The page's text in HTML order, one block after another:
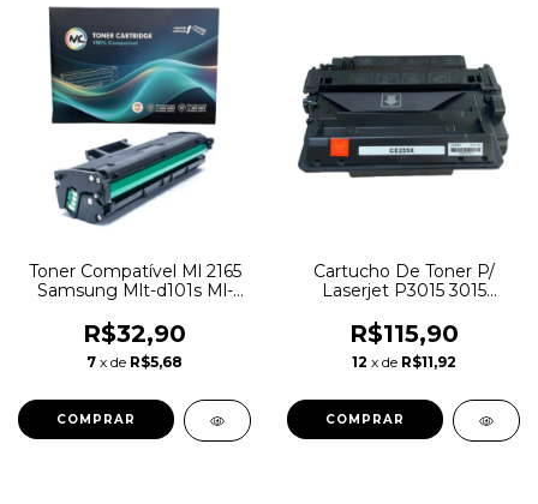
Toner Compatível Ml 2165
Samsung Mlt-d101s Ml-
R$32,90
7 x de R$5,68
Cartucho De Toner P/
Laserjet P3015 3015
R$115,90
12 x de R$11,92